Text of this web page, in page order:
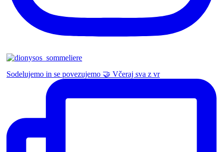
Sodelujemo in se povezujemo 🤝 Včeraj sva z vr